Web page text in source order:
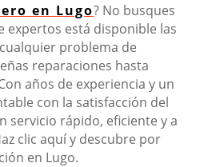
en Lugo? No busques
expertos está disponible las
problema de
reparaciones hasta
años de experiencia y un
con la satisfacción del
servicio rápido, eficiente y a
clic aquí y descubre por
en Lugo.